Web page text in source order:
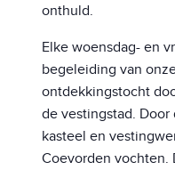
onthuld.
Elke woensdag- en
begeleiding van
ontdekkingstocht
de vestingstad.
kasteel en
Coevorden vochten.